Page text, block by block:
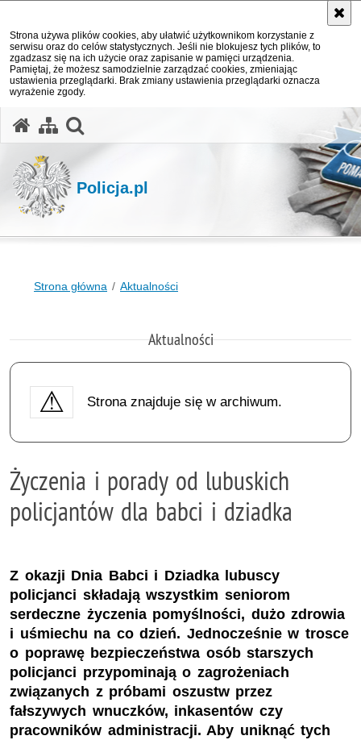
Strona używa plików cookies, aby ułatwić użytkownikom korzystanie z
serwisu oraz do celów statystycznych. Jeśli nie blokujesz tych plików, to
zgadzasz się na ich użycie oraz zapisanie w pamięci urządzenia.
Pamiętaj, że możesz samodzielnie zarządzać cookies, zmieniając
ustawienia przeglądarki. Brak zmiany ustawienia przeglądarki oznacza
wyrażenie zgody.
Policja.pl
Strona główna Aktualności
Aktualności
Strona znajduje się w archiwum.
Życzenia i porady od lubuskich
policjantów dla babci i dziadka
Z okazji Dnia Babci i Dziadka lubuscy
policjanci składają wszystkim seniorom
serdeczne życzenia pomyślności, dużo zdrowia
i uśmiechu na co dzień. Jednocześnie w trosce
o poprawę bezpieczeństwa osób starszych
policjanci przypominają o zagrożeniach
związanych z próbami oszustw przez
fałszywych wnuczków, inkasentów czy
pracowników administracji. Aby uniknąć tych